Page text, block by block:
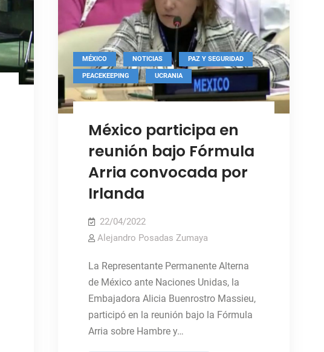
MÉXICO , NOTICIAS , PAZ Y SEGURIDAD ,
PEACEKEEPING , UCRANIA
México participa en
reunión bajo Fórmula
Arria convocada por
Irlanda
22/04/2022
Alejandro Posadas Zumaya
La Representante Permanente Alterna
de México ante Naciones Unidas, la
Embajadora Alicia Buenrostro Massieu,
participó en la reunión bajo la Fórmula
Arria sobre Hambre y…